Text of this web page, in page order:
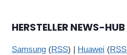
HERSTELLER NEWS-HUB
Samsung (RSS) | Huawei (RSS